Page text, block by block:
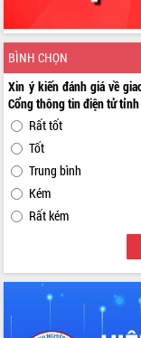
BÌNH CHỌN
Xin ý kiến đánh giá về
Cổng thông tin điện tử tỉnh
Rất tốt
Tốt
Trung bình
Kém
Rất kém